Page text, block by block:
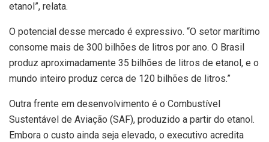
etanol”, relata.
O potencial desse mercado é expressivo. “O setor marítimo
consome mais de 300 bilhões de litros por ano. O Brasil
produz aproximadamente 35 bilhões de litros de etanol, e o
mundo inteiro produz cerca de 120 bilhões de litros.”
Outra frente em desenvolvimento é o Combustível
Sustentável de Aviação (SAF), produzido a partir do etanol.
Embora o custo ainda seja elevado, o executivo acredita